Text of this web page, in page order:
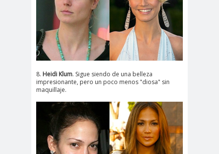
8. Heidi Klum. Sigue siendo de una belleza
impresionante, pero un poco menos "diosa" sin
maquillaje.